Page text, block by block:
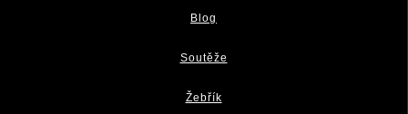
Blog
Soutěže
Žebřík